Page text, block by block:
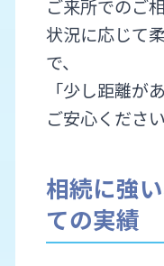
ご来所でのご
状況に応じて
で、
「少し距離が
ご安心ください
相続に強
ての実績